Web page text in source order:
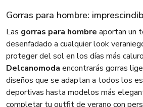
Gorras para hombre:
Las gorras para hombre aportan un
desenfadado a cualquier look
proteger del sol en los días más
Delcanomoda encontrarás gorras
diseños que se adaptan a todos los
deportivas hasta modelos más
completar tu outfit de verano con